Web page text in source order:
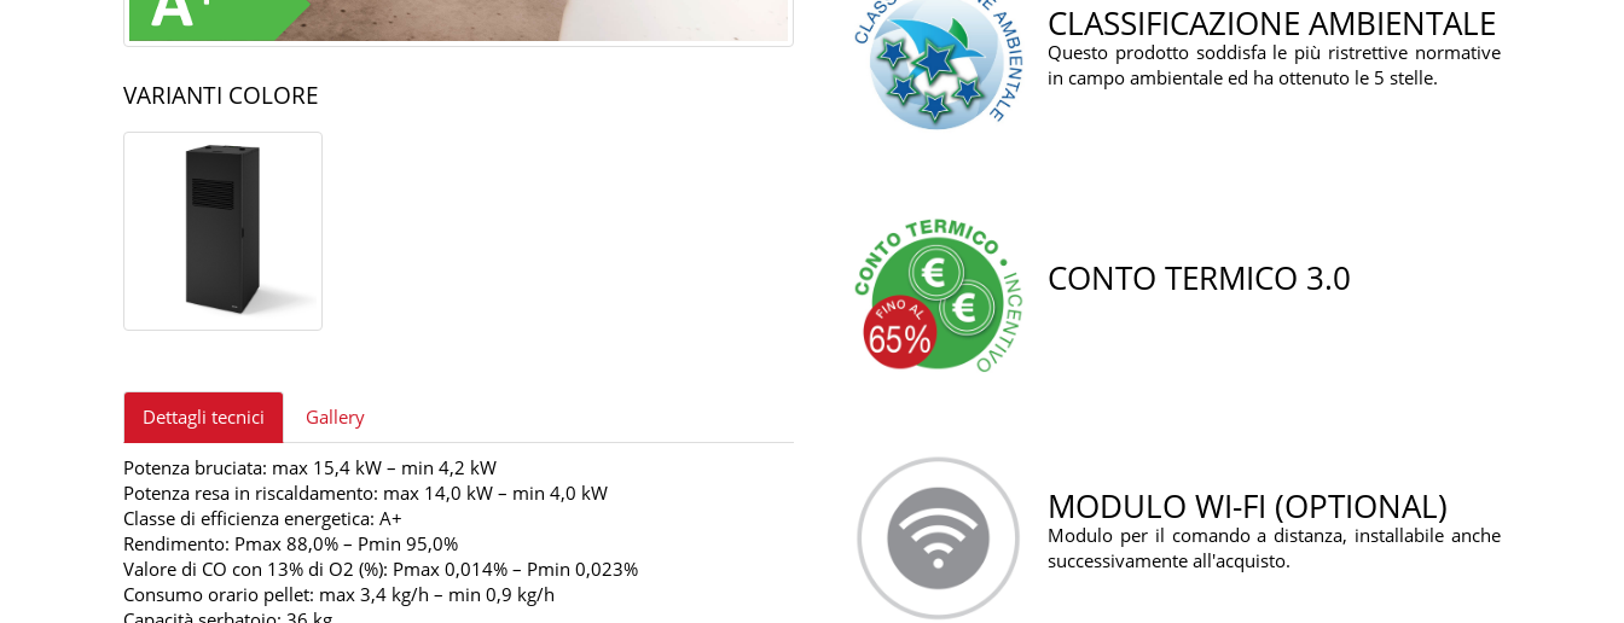
VARIANTI COLORE
Dettagli tecnici Gallery
Potenza bruciata: max 15,4 kW – min 4,2 kW
Potenza resa in riscaldamento: max 14,0 kW – min 4,0 kW
Classe di efficienza energetica: A+
Rendimento: Pmax 88,0% – Pmin 95,0%
Valore di CO con 13% di O2 (%): Pmax 0,014% – Pmin 0,023%
Consumo orario pellet: max 3,4 kg/h – min 0,9 kg/h
CLASSIFICAZIONE AMBIENTALE
Questo prodotto soddisfa le più ristrettive normative
in campo ambientale ed ha ottenuto le 5 stelle.
CONTO TERMICO 3.0
MODULO WI-FI (OPTIONAL)
Modulo per il comando a distanza, installabile anche
successivamente all'acquisto.